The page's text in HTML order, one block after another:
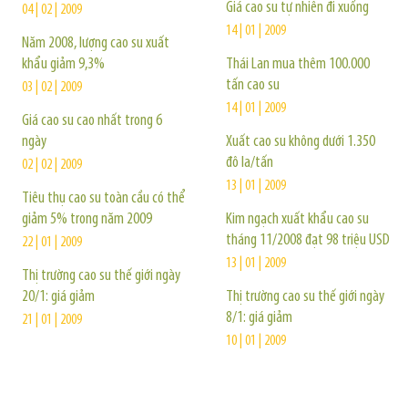
04 | 02 | 2009
Năm 2008, lượng cao su xuất
khẩu giảm 9,3%
03 | 02 | 2009
Giá cao su cao nhất trong 6
ngày
02 | 02 | 2009
Tiêu thụ cao su toàn cầu có thể
giảm 5% trong năm 2009
22 | 01 | 2009
Thị trường cao su thế giới ngày
20/1: giá giảm
21 | 01 | 2009
Giá cao su tự nhiên đi xuống
14 | 01 | 2009
Thái Lan mua thêm 100.000
tấn cao su
14 | 01 | 2009
Xuất cao su không dưới 1.350
đô la/tấn
13 | 01 | 2009
Kim ngạch xuất khẩu cao su
tháng 11/2008 đạt 98 triệu USD
13 | 01 | 2009
Thị trường cao su thế giới ngày
8/1: giá giảm
10 | 01 | 2009